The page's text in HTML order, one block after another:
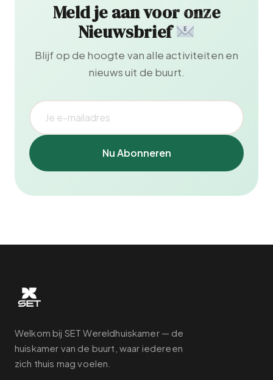
Meld je aan voor onze
Nieuwsbrief
Blijf op de hoogte van alle activiteiten en
nieuws uit de buurt.
Nu Abonneren
Welkom bij SET Wereldhuiskamer — de
huiskamer van de buurt, waar iedereen
zich thuis mag voelen.